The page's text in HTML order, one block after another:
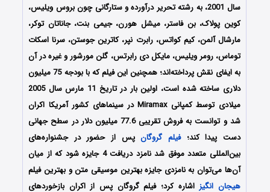
سال 2001، به رشته تحریر درآورده و ستارگانی چون بروس ویلیس،
کوین پولاک، بن فاستر، میشل هورن، جیمی بنت، جاناتان توکر،
مارشال آلمن، کیم کواتس، رابرت نپر، کاترین جوستن، سرنا اسکات
توماس، رومر ویلیس، مایکل دی رابرتس، گلن مورشور و غیره در آن
به ایفای نقش پرداخته‌اند؛ همچنین این فیلم که با بودجه 75 میلیون
دلاری ساخته شده است، اولین بار در تاریخ 11 مارس سال 2005
میلادی توسط کمپانی Miramax در سینماهای کشور آمریکا اکران
شد و توانست به فروش تقریبی 77.6 میلیون دلار در سطح جهانی
دست پیدا کند؛فیلم گروگانپس از حضور در جشنواره‌‌های
بین‌المللی متعدد موفق شد
نامزد دریافت 4 جایزه شود که از میان
آن‌ها می‌توان به نامزدی جایزه بهترین موسیقی متن و بهترین فیلم
هیجان انگیز اشاره کرد؛ فیلم گروگان پس از اکران بازخوردهای